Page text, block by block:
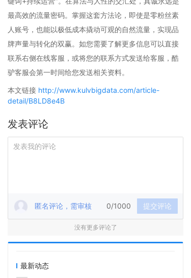
最高效的流量密码。掌握这套方法论，即使是零粉丝素
人账号，也能以极低成本撬动可观的自然流量，实现品
牌声量与转化的双赢。如您需要了解更多信息可以直接
联系右侧在线客服，或将您的联系方式发送给客服，酷
驴客服会第一时间给您发送相关资料。
本文链接 http://www.kulvbigdata.com/article-
detail/B8LD8e4B
发表评论
匿名评论，需审核 0/1000 提交评论
没有更多评论了
最新动态